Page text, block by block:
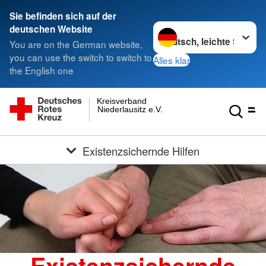
Sie befinden sich auf der
deutschen Website
You are on the German website,
you can use the switch to switch to
the English one
Sprache wechseln zu
Alles klar
Niederlausitz e.V.
Kreisverband
Existenzsichernde Hilfen